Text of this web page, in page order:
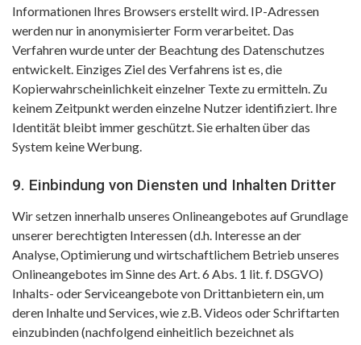
Informationen Ihres Browsers erstellt wird. IP-Adressen
werden nur in anonymisierter Form verarbeitet. Das
Verfahren wurde unter der Beachtung des Datenschutzes
entwickelt. Einziges Ziel des Verfahrens ist es, die
Kopierwahrscheinlichkeit einzelner Texte zu ermitteln. Zu
keinem Zeitpunkt werden einzelne Nutzer identifiziert. Ihre
Identität bleibt immer geschützt. Sie erhalten über das
System keine Werbung.
9. Einbindung von Diensten und Inhalten Dritter
Wir setzen innerhalb unseres Onlineangebotes auf Grundlage
unserer berechtigten Interessen (d.h. Interesse an der
Analyse, Optimierung und wirtschaftlichem Betrieb unseres
Onlineangebotes im Sinne des Art. 6 Abs. 1 lit. f. DSGVO)
Inhalts- oder Serviceangebote von Drittanbietern ein, um
deren Inhalte und Services, wie z.B. Videos oder Schriftarten
einzubinden (nachfolgend einheitlich bezeichnet als